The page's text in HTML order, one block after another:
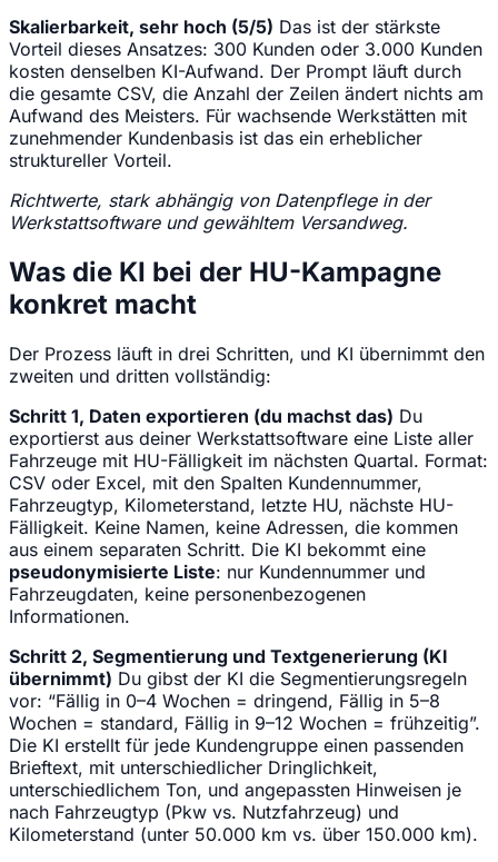
Skalierbarkeit, sehr hoch (5/5) Das ist der stärkste
Vorteil dieses Ansatzes: 300 Kunden oder 3.000 Kunden
kosten denselben KI-Aufwand. Der Prompt läuft durch
die gesamte CSV, die Anzahl der Zeilen ändert nichts am
Aufwand des Meisters. Für wachsende Werkstätten mit
zunehmender Kundenbasis ist das ein erheblicher
struktureller Vorteil.
Richtwerte, stark abhängig von Datenpflege in der
Werkstattsoftware und gewähltem Versandweg.
Was die KI bei der HU-Kampagne
konkret macht
Der Prozess läuft in drei Schritten, und KI übernimmt den
zweiten und dritten vollständig:
Schritt 1, Daten exportieren (du machst das) Du
exportierst aus deiner Werkstattsoftware eine Liste aller
Fahrzeuge mit HU-Fälligkeit im nächsten Quartal. Format:
CSV oder Excel, mit den Spalten Kundennummer,
Fahrzeugtyp, Kilometerstand, letzte HU, nächste HU-
Fälligkeit. Keine Namen, keine Adressen, die kommen
aus einem separaten Schritt. Die KI bekommt eine
pseudonymisierte Liste: nur Kundennummer und
Fahrzeugdaten, keine personenbezogenen
Informationen.
Schritt 2, Segmentierung und Textgenerierung (KI
übernimmt) Du gibst der KI die Segmentierungsregeln
vor: “Fällig in 0–4 Wochen = dringend, Fällig in 5–8
Wochen = standard, Fällig in 9–12 Wochen = frühzeitig”.
Die KI erstellt für jede Kundengruppe einen passenden
Brieftext, mit unterschiedlicher Dringlichkeit,
unterschiedlichem Ton, und angepassten Hinweisen je
nach Fahrzeugtyp (Pkw vs. Nutzfahrzeug) und
Kilometerstand (unter 50.000 km vs. über 150.000 km).